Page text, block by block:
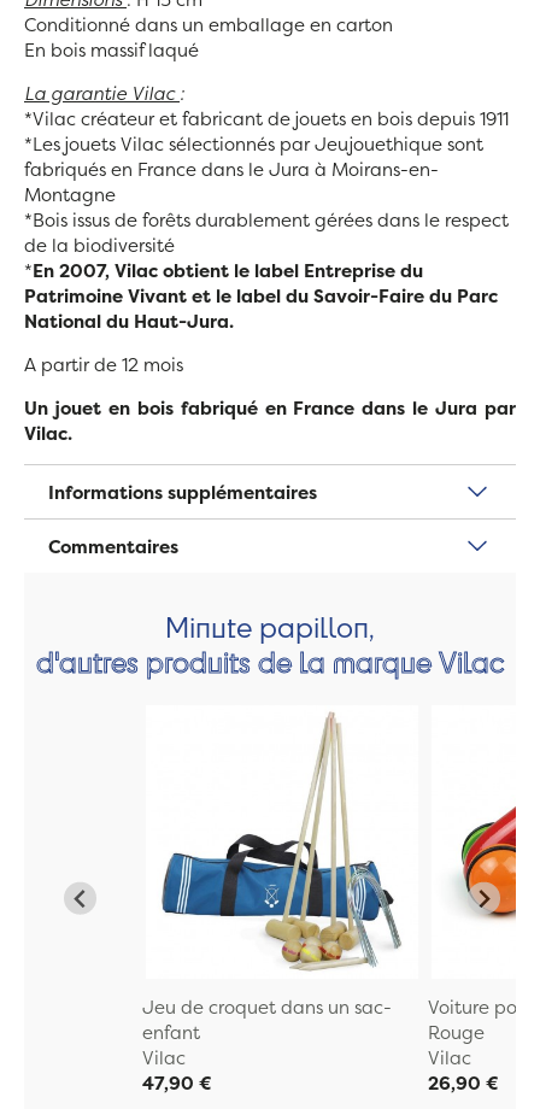
Conditionné dans un emballage en carton
En bois massif laqué
La garantie Vilac:
*Vilac créateur et fabricant de jouets en bois depuis 1911
*Les jouets Vilac sélectionnés par Jeujouethique sont
fabriqués en France dans le Jura à Moirans-en-
Montagne
*Bois issus de forêts durablement gérées dans le respect
de la biodiversité
*En 2007, Vilac obtient le label Entreprise du
Patrimoine Vivant et le label du Savoir-Faire du Parc
National du Haut-Jura.
A partir de 12 mois
Un jouet en bois fabriqué en France dans le Jura par
Vilac.
Informations supplémentaires
Commentaires
Minute papillon,
d'autres produits de la marque Vilac
Jeu de croquet dans un sac-
enfant
Vilac
47,90 €
Voiture
Rouge
Vilac
26,90 €